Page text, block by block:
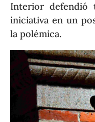
Interior defendió
iniciativa en un
la polémica.